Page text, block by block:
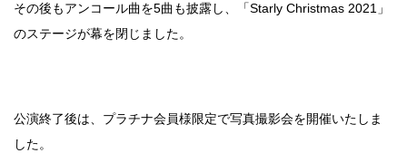
その後もアンコール曲を5曲も披露し、「Starly Christmas 2021」
のステージが幕を閉じました。
公演終了後は、プラチナ会員様限定で写真撮影会を開催いたしま
した。